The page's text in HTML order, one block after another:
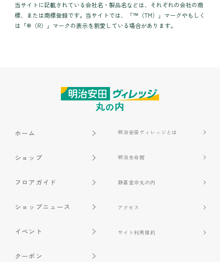
当サイトに記載されている会社名・製品名などは、それぞれの会社の商
標、または商標登録です。当サイトでは、「™（TM）」マークやもしく
は「®（R）」マークの表示を割愛している場合があります。
ホーム
ショップ
フロアガイド
ショップニュース
イベント
クーポン
明治安田ヴィレッジとは
明治生命館
静嘉堂＠丸の内
アクセス
サイト利用規約